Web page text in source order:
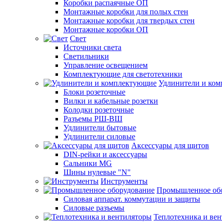
Коробки распаячные ОП
Монтажные коробки для полых стен
Монтажные коробки для твердых стен
Монтажные коробки ОП
Свет
Источники света
Светильники
Управление освещением
Комплектующие для светотехники
Удлинители и
Блоки розеточные
Вилки и кабельные розетки
Колодки розеточные
Разъемы РШ-ВШ
Удлинители бытовые
Удлинители силовые
Аксессуары для щитов
DIN-рейки и аксессуары
Сальники MG
Шины нулевые "N"
Инструменты
Промышленное
Силовая аппарат. коммутации и защиты
Силовые разъемы
Теплотехника и